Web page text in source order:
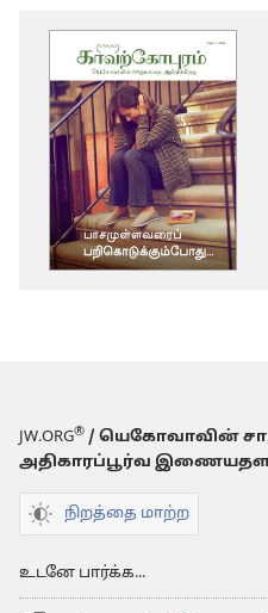
JW.ORG® / யெகோவாவின்
அதிகாரப்பூர்வ
நிறத்தை மாற்ற
உடனே பார்க்க...